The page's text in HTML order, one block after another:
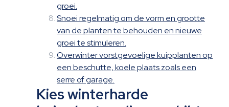
groei.
Snoei regelmatig om de vorm en grootte
van de planten te behouden en nieuwe
groei te stimuleren.
Overwinter vorstgevoelige kuipplanten op
een beschutte, koele plaats zoals een
serre of garage.
Kies winterharde